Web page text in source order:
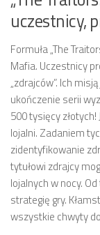
uczestnicy,
Formuła „The
Mafia. Uczestnicy
„zdrajców”. Ich
ukończenie serii
500 tysięcy
lojalni. Zadaniem
zidentyfikowanie
tytułowi zdrajcy
lojalnych w nocy.
strategię gry.
wszystkie chwyty